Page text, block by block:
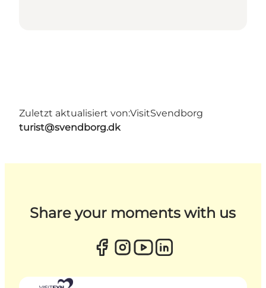
Zuletzt aktualisiert von:VisitSvendborg
turist@svendborg.dk
Share your moments with us